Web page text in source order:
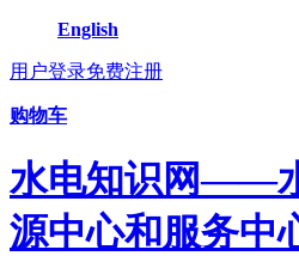
English
用户登录免费注册
购物车
水电知识网——
源中心和服务中